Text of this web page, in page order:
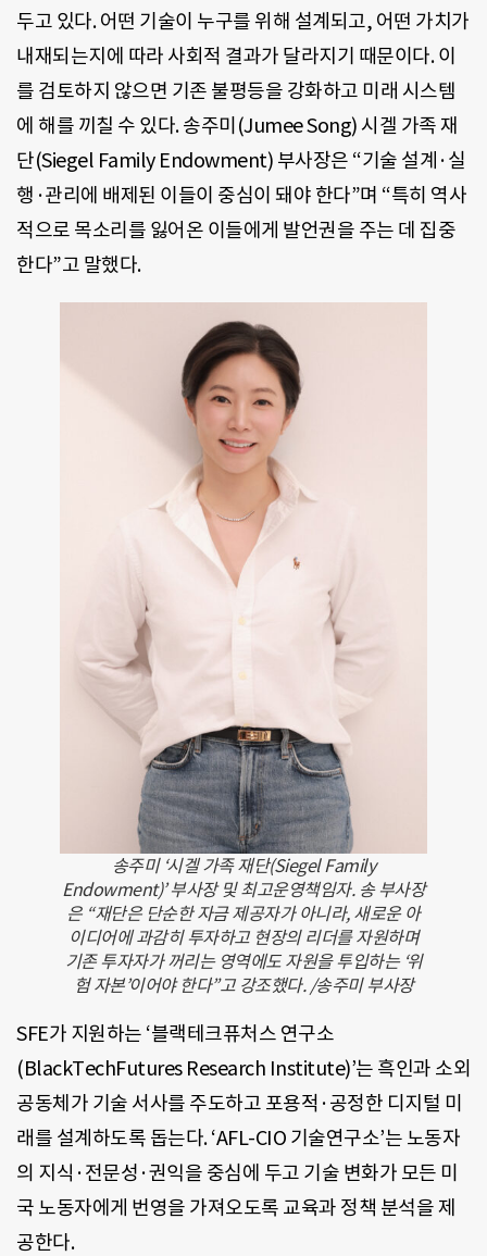
두고 있다. 어떤 기술이 누구를 위해 설계되고, 어떤 가치가
내재되는지에 따라 사회적 결과가 달라지기 때문이다. 이
를 검토하지 않으면 기존 불평등을 강화하고 미래 시스템
에 해를 끼칠 수 있다. 송주미(Jumee Song) 시겔 가족 재
단(Siegel Family Endowment) 부사장은 “기술 설계·실
행·관리에 배제된 이들이 중심이 돼야 한다”며 “특히 역사
적으로 목소리를 잃어온 이들에게 발언권을 주는 데 집중
한다”고 말했다.
송주미 ‘시겔 가족 재단(Siegel Family
Endowment)’ 부사장 및 최고운영책임자. 송 부사장
은 “재단은 단순한 자금 제공자가 아니라, 새로운 아
이디어에 과감히 투자하고 현장의 리더를 자원하며
기존 투자자가 꺼리는 영역에도 자원을 투입하는 ‘위
험 자본’이어야 한다”고 강조했다. /송주미 부사장
SFE가 지원하는 ‘블랙테크퓨처스 연구소
(BlackTechFutures Research Institute)’는 흑인과 소외
공동체가 기술 서사를 주도하고 포용적·공정한 디지털 미
래를 설계하도록 돕는다. ‘AFL-CIO 기술연구소’는 노동자
의 지식·전문성·권익을 중심에 두고 기술 변화가 모든 미
국 노동자에게 번영을 가져오도록 교육과 정책 분석을 제
공한다.